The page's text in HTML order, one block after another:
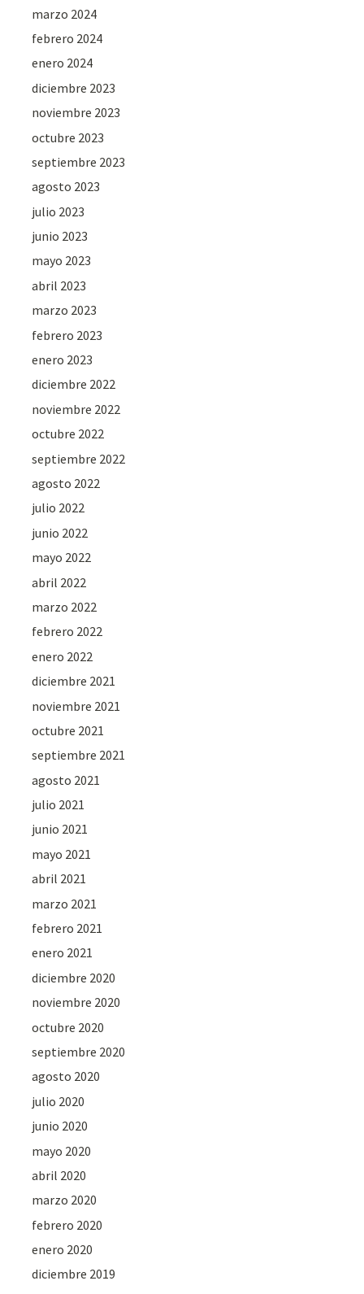
marzo 2024
febrero 2024
enero 2024
diciembre 2023
noviembre 2023
octubre 2023
septiembre 2023
agosto 2023
julio 2023
junio 2023
mayo 2023
abril 2023
marzo 2023
febrero 2023
enero 2023
diciembre 2022
noviembre 2022
octubre 2022
septiembre 2022
agosto 2022
julio 2022
junio 2022
mayo 2022
abril 2022
marzo 2022
febrero 2022
enero 2022
diciembre 2021
noviembre 2021
octubre 2021
septiembre 2021
agosto 2021
julio 2021
junio 2021
mayo 2021
abril 2021
marzo 2021
febrero 2021
enero 2021
diciembre 2020
noviembre 2020
octubre 2020
septiembre 2020
agosto 2020
julio 2020
junio 2020
mayo 2020
abril 2020
marzo 2020
febrero 2020
enero 2020
diciembre 2019